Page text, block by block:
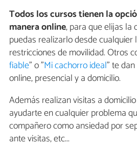
Todos los cursos tienen la
manera online, para que elijas la
puedas realizarlo desde cualquier
restricciones de movilidad. Otros
fiable" o "Mi cachorro ideal" te
online, presencial y a domicilio.
Además realizan visitas a
ayudarte en cualquier problema
compañero como ansiedad por
ante visitas, etc...